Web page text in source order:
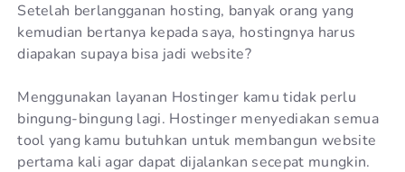
Setelah berlangganan hosting, banyak orang yang
kemudian bertanya kepada saya, hostingnya harus
diapakan supaya bisa jadi website?
Menggunakan layanan Hostinger kamu tidak perlu
bingung-bingung lagi. Hostinger menyediakan semua
tool yang kamu butuhkan untuk membangun website
pertama kali agar dapat dijalankan secepat mungkin.